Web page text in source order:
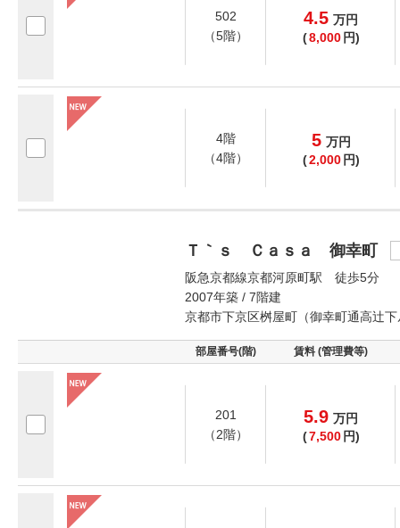
502
（5階）
4.5 万円
(8,000 円)
4階
（4階）
5 万円
(2,000 円)
Ｔ｀ｓ Ｃａｓａ 御幸町
阪急京都線京都河原町駅 徒歩5分
2007年築 / 7階建
京都市下京区桝屋町（御幸町通高辻下
部屋番号(階) 賃料 (管理費等)
201
（2階）
5.9 万円
(7,500 円)